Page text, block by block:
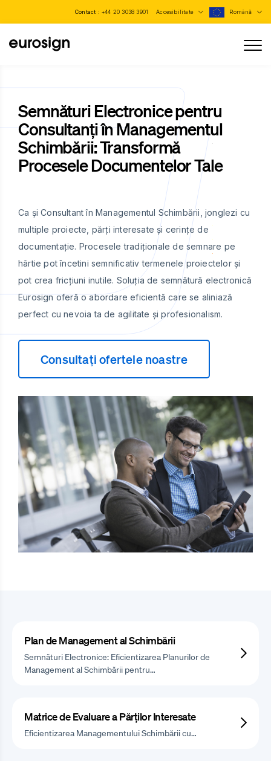
Contact : +44 20 3038 3901 Accesibilitate Română
Semnături Electronice pentru
Consultanți în Managementul
Schimbării: Transformă
Procesele Documentelor Tale
Ca și Consultant în Managementul Schimbării, jonglezi cu
multiple proiecte, părți interesate și cerințe de
documentație. Procesele tradiționale de semnare pe
hârtie pot încetini semnificativ termenele proiectelor și
pot crea fricțiuni inutile. Soluția de semnătură electronică
Eurosign oferă o abordare eficientă care se aliniază
perfect cu nevoia ta de agilitate și profesionalism.
Consultați ofertele noastre
Plan de Management al Schimbării
Semnături Electronice: Eficientizarea Planurilor de
Management al Schimbării pentru…
Matrice de Evaluare a Părților Interesate
Eficientizarea Managementului Schimbării cu…